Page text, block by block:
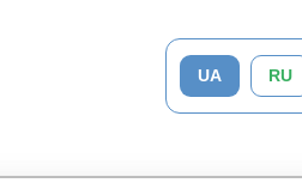
UA RU